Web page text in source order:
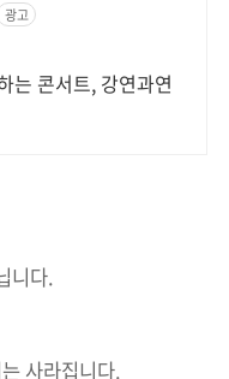
광고
는 콘서트, 강연과연
니다.
사라집니다.